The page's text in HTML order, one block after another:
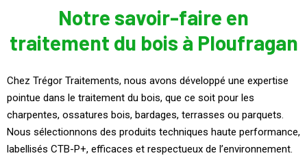
Notre savoir-faire en
traitement du bois à Ploufragan
Chez Trégor Traitements, nous avons développé une expertise
pointue dans le traitement du bois, que ce soit pour les
charpentes, ossatures bois, bardages, terrasses ou parquets.
Nous sélectionnons des produits techniques haute performance,
labellisés CTB-P+, efficaces et respectueux de l’environnement.